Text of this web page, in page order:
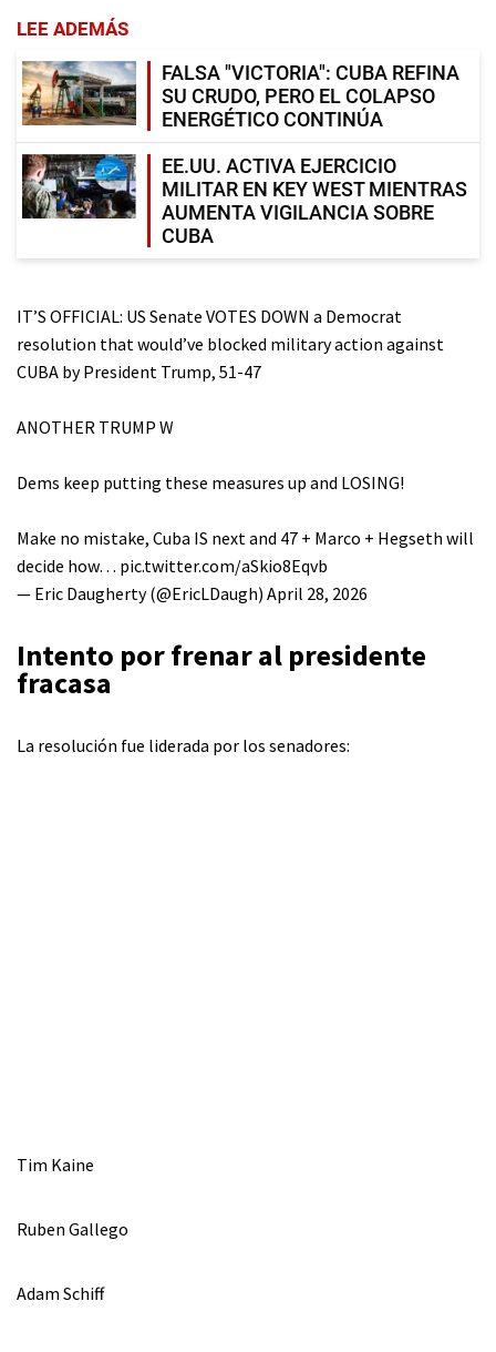
LEE ADEMÁS
FALSA "VICTORIA": CUBA REFINA
SU CRUDO, PERO EL COLAPSO
ENERGÉTICO CONTINÚA
EE.UU. ACTIVA EJERCICIO
MILITAR EN KEY WEST MIENTRAS
AUMENTA VIGILANCIA SOBRE
CUBA
IT’S OFFICIAL: US Senate VOTES DOWN a Democrat
resolution that would’ve blocked military action against
CUBA by President Trump, 51-47
ANOTHER TRUMP W
Dems keep putting these measures up and LOSING!
Make no mistake, Cuba IS next and 47 + Marco + Hegseth will
decide how… pic.twitter.com/aSkio8Eqvb
— Eric Daugherty (@EricLDaugh) April 28, 2026
Intento por frenar al presidente
fracasa
La resolución fue liderada por los senadores:
Tim Kaine
Ruben Gallego
Adam Schiff